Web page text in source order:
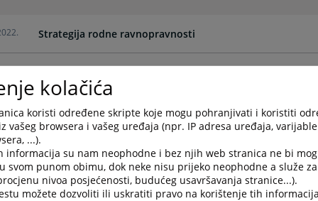
Strategija rodne ravnopravnosti
kolačića
koristi određene skripte koje mogu pohranjivati i koristiti
vašeg browsera i vašeg uređaja (npr. IP adresa uređaja,
...).
informacija su nam neophodne i bez njih web stranica ne bi
svom punom obimu, dok neke nisu prijeko neophodne a služe
nivoa posjećenosti, budućeg usavršavanja stranice...).
možete dozvoliti ili uskratiti pravo na korištenje tih